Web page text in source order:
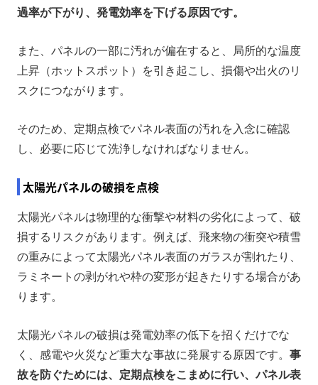
過率が下がり、発電効率を下げる原因です。
また、パネルの一部に汚れが偏在すると、局所的な温度
上昇（ホットスポット）を引き起こし、損傷や出火のリ
スクにつながります。
そのため、定期点検でパネル表面の汚れを入念に確認
し、必要に応じて洗浄しなければなりません。
太陽光パネルの破損を点検
太陽光パネルは物理的な衝撃や材料の劣化によって、破
損するリスクがあります。例えば、飛来物の衝突や積雪
の重みによって太陽光パネル表面のガラスが割れたり、
ラミネートの剥がれや枠の変形が起きたりする場合があ
ります。
太陽光パネルの破損は発電効率の低下を招くだけでな
く、感電や火災など重大な事故に発展する原因です。 事
故を防ぐためには、定期点検をこまめに行い、パネル表